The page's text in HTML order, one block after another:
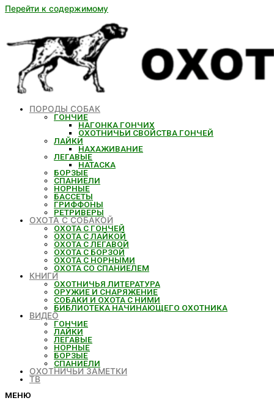
Перейти к содержимому
ПОРОДЫ СОБАК
ГОНЧИЕ
НАГОНКА ГОНЧИХ
ОХОТНИЧЬИ СВОЙСТВА ГОНЧЕЙ
ЛАЙКИ
НАХАЖИВАНИЕ
ЛЕГАВЫЕ
НАТАСКА
БОРЗЫЕ
СПАНИЕЛИ
НОРНЫЕ
БАССЕТЫ
ГРИФФОНЫ
РЕТРИВЕРЫ
ОХОТА С СОБАКОЙ
ОХОТА С ГОНЧЕЙ
ОХОТА С ЛАЙКОЙ
ОХОТА С ЛЕГАВОЙ
ОХОТА С БОРЗОЙ
ОХОТА С НОРНЫМИ
ОХОТА СО СПАНИЕЛЕМ
КНИГИ
ОХОТНИЧЬЯ ЛИТЕРАТУРА
ОРУЖИЕ И СНАРЯЖЕНИЕ
СОБАКИ И ОХОТА С НИМИ
БИБЛИОТЕКА НАЧИНАЮЩЕГО ОХОТНИКА
ВИДЕО
ГОНЧИЕ
ЛАЙКИ
ЛЕГАВЫЕ
НОРНЫЕ
БОРЗЫЕ
СПАНИЕЛИ
ОХОТНИЧЬИ ЗАМЕТКИ
ТВ
МЕНЮ